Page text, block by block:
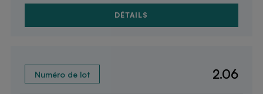
DÉTAILS
2.06